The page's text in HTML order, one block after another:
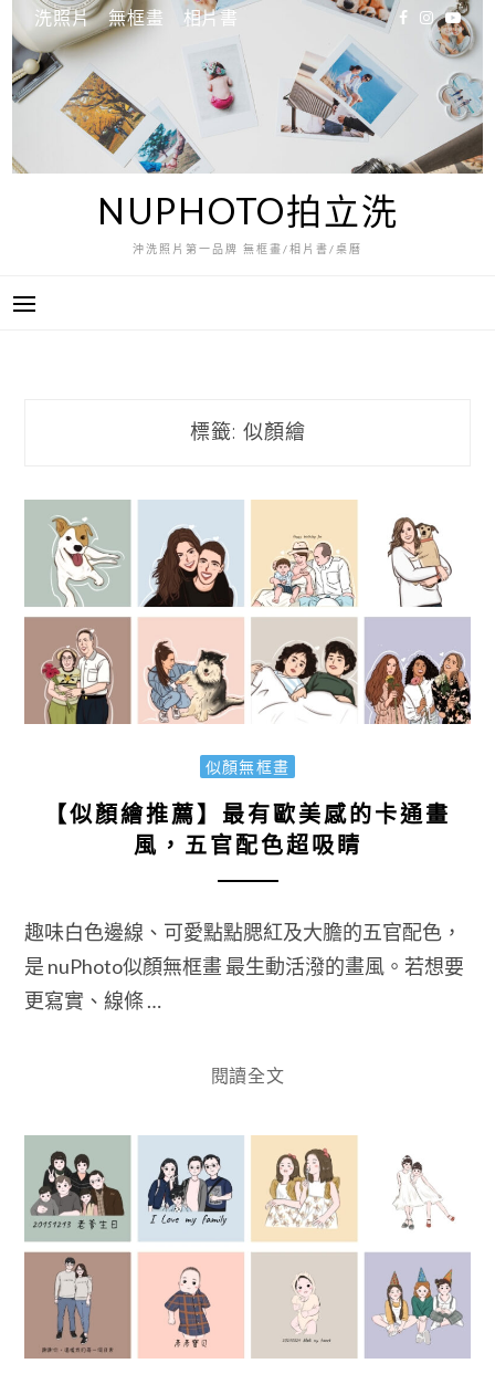
至
主
要
容
洗照片 無框畫 相片書
NUPHOTO拍立洗
沖洗照片第一品牌 無框畫/相片書/桌曆
標籤: 似顏繪
似顏無框畫
【似顏繪推薦】最有歐美感的卡通畫
風，五官配色超吸睛
趣味白色邊線、可愛點點腮紅及大膽的五官配色，
是 nuPhoto似顏無框畫 最生動活潑的畫風。若想要
更寫實、線條 …
閱讀全文